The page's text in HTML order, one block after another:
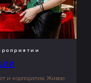
и корпоратив. Живое